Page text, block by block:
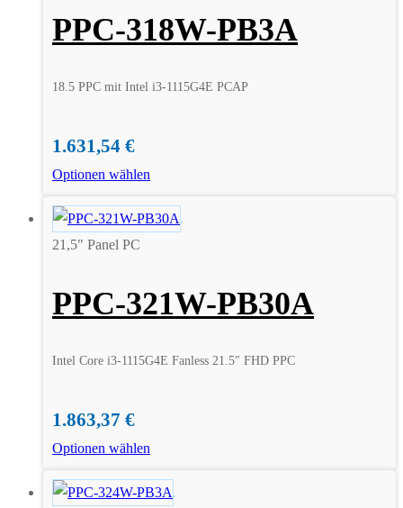
PPC-318W-PB3A
18.5 PPC mit Intel i3-1115G4E PCAP
1.631,54 €
Optionen wählen
21,5" Panel PC
PPC-321W-PB30A
Intel Core i3-1115G4E Fanless 21.5″ FHD PPC
1.863,37 €
Optionen wählen